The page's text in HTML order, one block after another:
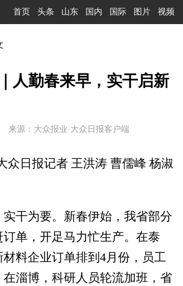
首页 头条 山东 国内 国际 图片 视频
人勤春来早，实干启新
来源：大众报业·大众日报客户端
日报记者 王洪涛 曹儒峰 杨淑
为要。新春伊始，我省部分
单，开足马力忙生产。在泰
料企业订单排到4月份，员工
淄博，科研人员轮流加班，省